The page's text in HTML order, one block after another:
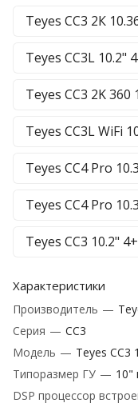
Teyes CC3 2К
Teyes CC3L 10.2"
Teyes CC3 2K 360
Teyes CC3L WiFi
Teyes CC4 Pro
Teyes CC4 Pro
Teyes CC3 10.2"
Характеристики
Производитель —
Серия — CC3
Модель — Teyes CC3
Типоразмер ГУ — 10"
DSP процессор